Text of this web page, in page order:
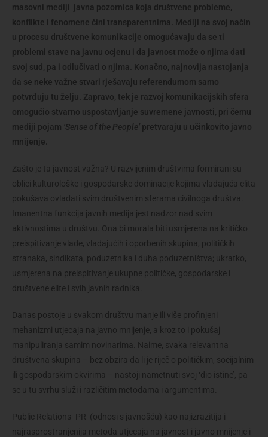
masovni mediji javna pozornica koja društvene probleme,
konflikte i fenomene čini transparentnima. Mediji na svoj način
u procesu društvene komunikacije omogućavaju da se ti
problemi stave na javnu ocjenu i da javnost može o njima dati
svoj sud, pa i odlučivati o njima. Konačno, najnovija nastojanja
da se neke važne stvari rješavaju referendumom samo
potvrđuju tu želju. Zapravo, tek je razvoj komunikacijskih sfera
omogućio stvarno uspostavljanje suvremene javnosti, pri čemu
mediji pojam ‘Sense of the People’ pretvaraju u učinkovito javno
mnijenje.
Zašto je ta javnost važna? U razvijenim društvima formirani su
oblici kulturološke i gospodarske dominacije kojima vladajuća elita
pokušava ovladati svim društvenim sferama civilnoga društva.
Imanentna funkcija javnih medija jest nadzor nad svim
aktivnostima u društvu. Ona bi morala biti usmjerena na kritičko
preispitivanje vlade, vladajućih i oporbenih skupina, političkih
stranaka, sindikata, poduzetnika i duha poduzetništva; ukratko,
usmjerena na preispitivanje ukupne političke, gospodarske i
društvene elite i svih javnih radnika.
Danas postoje u svakom društvu manje ili više profinjeni
mehanizmi utjecaja na javno mnijenje, a kroz to i pokušaj
manipuliranja samim novinarima. Naime, svaka relevantna
društvena skupina – bez obzira da li je riječ o političkim, socijalnim
ili gospodarskim okvirima – nastoji nametnuti svoj ‘dio istine’, pa
se u tu svrhu služi i različitim metodama i argumentima.
Public Relations- PR (odnosi s javnošću) kao najizrazitija i
najrasprostranjenija metoda utjecaja na javnost i javno mnijenje i